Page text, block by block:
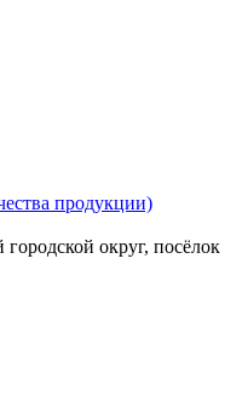
продукции)
округ, посёлок